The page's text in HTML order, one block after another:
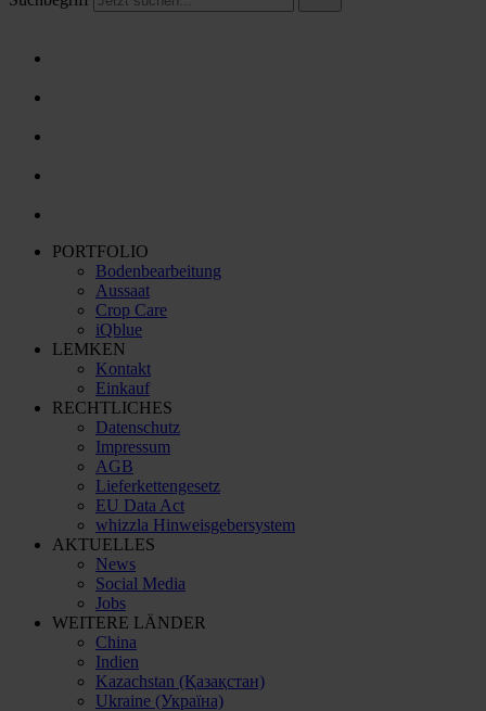
PORTFOLIO
Bodenbearbeitung
Aussaat
Crop Care
iQblue
LEMKEN
Kontakt
Einkauf
RECHTLICHES
Datenschutz
Impressum
AGB
Lieferkettengesetz
EU Data Act
whizzla Hinweisgebersystem
AKTUELLES
News
Social Media
Jobs
WEITERE LÄNDER
China
Indien
Kazachstan (Қазақстан)
Ukraine (Україна)